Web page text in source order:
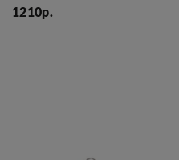
1210р.